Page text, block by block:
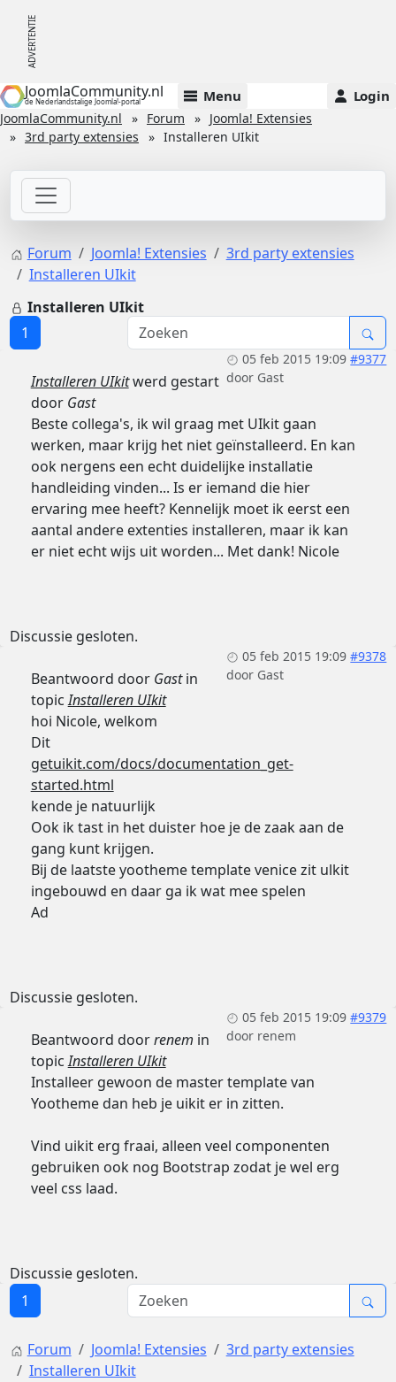
JoomlaCommunity.nl
de Nederlandstalige Joomla!-portal Menu Login
JoomlaCommunity.nl Forum
Joomla! Extensies
3rd party extensies
Installeren UIkit
Forum Joomla! Extensies
3rd party extensies
Installeren UIkit
Installeren UIkit
1
05 feb 2015 19:09 #9377
door Gast
Installeren UIkitwerd gestart
door Gast
Beste collega's, ik wil graag met UIkit gaan
werken, maar krijg het niet geïnstalleerd. En kan
ook nergens een echt duidelijke installatie
handleiding vinden... Is er iemand die hier
ervaring mee heeft? Kennelijk moet ik eerst een
aantal andere extenties installeren, maar ik kan
er niet echt wijs uit worden... Met dank! Nicole
Discussie gesloten.
05 feb 2015 19:09 #9378
door Gast
Beantwoord door Gastin
topicInstalleren UIkit
hoi Nicole, welkom
Dit
getuikit.com/docs/documentation_get-
started.html
kende je natuurlijk
Ook ik tast in het duister hoe je de zaak aan de
gang kunt krijgen.
Bij de laatste yootheme template venice zit ulkit
ingebouwd en daar ga ik wat mee spelen
Ad
Discussie gesloten.
05 feb 2015 19:09 #9379
door renem
Beantwoord doorrenem in
topicInstalleren UIkit
Installeer gewoon de master template van
Yootheme dan heb je uikit er in zitten.
Vind uikit erg fraai, alleen veel componenten
gebruiken ook nog Bootstrap zodat je wel erg
veel css laad.
Discussie gesloten.
1
Forum Joomla! Extensies
3rd party extensies
Installeren UIkit